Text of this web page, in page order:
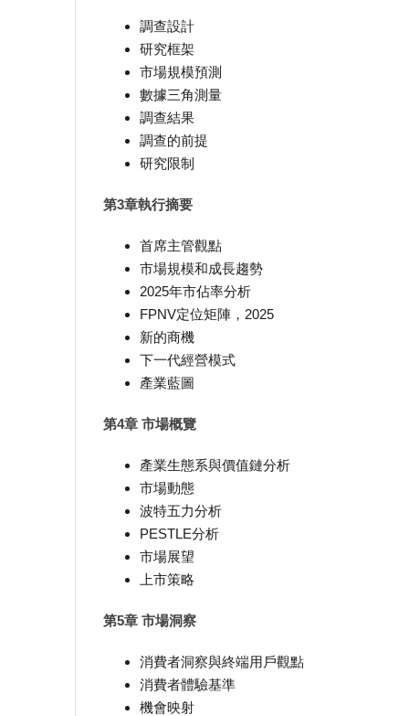
調查設計
研究框架
市場規模預測
數據三角測量
調查結果
調查的前提
研究限制
第3章執行摘要
首席主管觀點
市場規模和成長趨勢
2025年市佔率分析
FPNV定位矩陣，2025
新的商機
下一代經營模式
產業藍圖
第4章 市場概覽
產業生態系與價值鏈分析
市場動態
波特五力分析
PESTLE分析
市場展望
上市策略
第5章 市場洞察
消費者洞察與終端用戶觀點
消費者體驗基準
機會映射